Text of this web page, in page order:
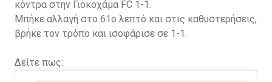
κόντρα στην Γιοκοχάμα FC 1-1.
Μπήκε αλλαγή στο 61ο λεπτό και στις καθυστερήσεις,
βρήκε τον τρόπο και ισοφάρισε σε 1-1.
Δείτε πως: